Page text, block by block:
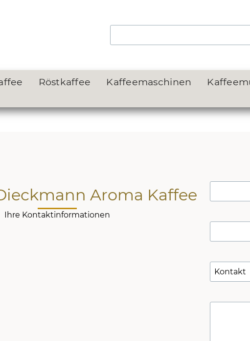
Röstkaffee Kaffeemaschinen
Aroma Kaffee
Ihre Kontaktinformationen